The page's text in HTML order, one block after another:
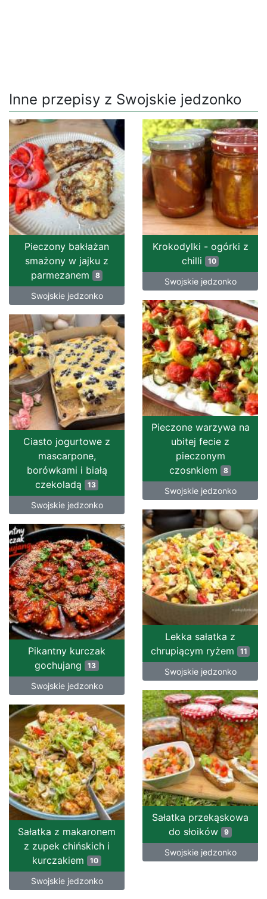
Inne przepisy z Swojskie jedzonko
Pieczony bakłażan
smażony w jajku z
parmezanem
8
Swojskie jedzonko
Krokodylki - ogórki z
chilli
10
Swojskie jedzonko
Pieczone warzywa na
ubitej fecie z
pieczonym
czosnkiem 8
Swojskie jedzonko
Ciasto jogurtowe z
mascarpone,
borówkami i białą
czekoladą
13
Swojskie jedzonko
Lekka sałatka z
chrupiącym ryżem
11
Swojskie jedzonko
Pikantny kurczak
gochujang 13
Swojskie jedzonko
Sałatka przekąskowa
do słoików 9
Swojskie jedzonko
Sałatka z makaronem
z zupek chińskich i
kurczakiem 10
Swojskie jedzonko